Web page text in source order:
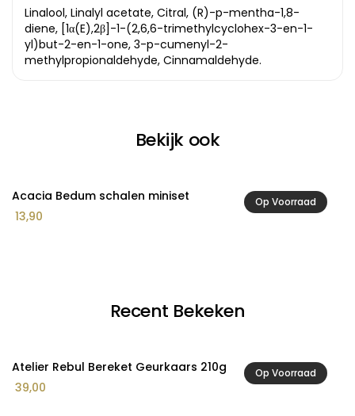
Linalool, Linalyl acetate, Citral, (R)-p-mentha-1,8-
diene, [1α(E),2β]-1-(2,6,6-trimethylcyclohex-3-en-1-
yl)but-2-en-1-one, 3-p-cumenyl-2-
methylpropionaldehyde, Cinnamaldehyde.
Bekijk ook
Op Voorraad
Acacia Bedum schalen miniset
13,90
Recent Bekeken
Op Voorraad
Atelier Rebul Bereket Geurkaars 210g
39,00